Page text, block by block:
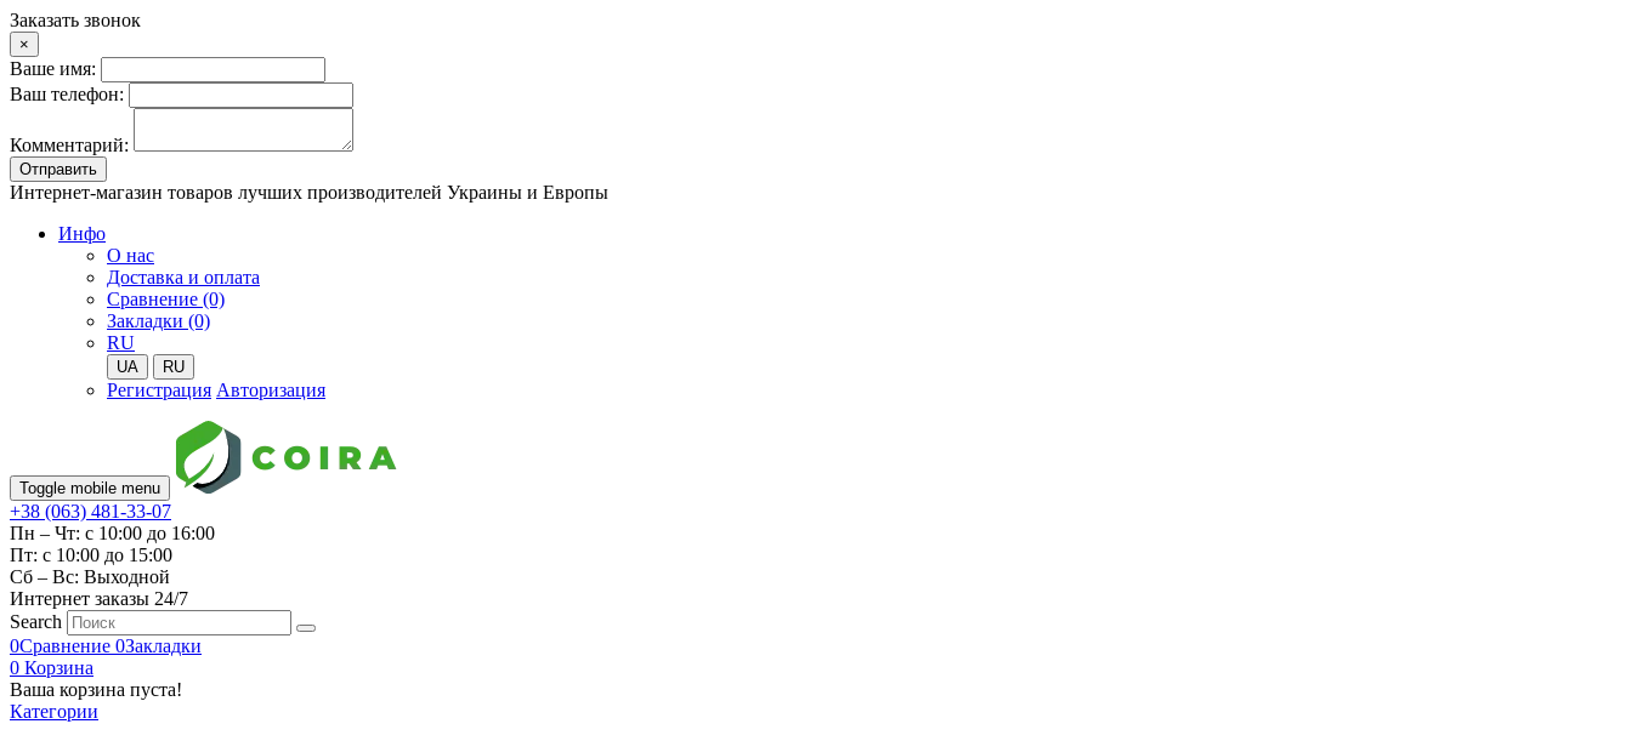
Заказать звонок
×
Ваше имя:
Ваш телефон:
Комментарий:
Отправить
Интернет-магазин товаров лучших производителей Украины и Европы
Инфо
О нас
Доставка и оплата
Сравнение (0)
Закладки (0)
RU
UA RU
Регистрация Авторизация
Toggle mobile menu
+38 (063) 481-33-07
Пн – Чт: с 10:00 до 16:00
Пт: с 10:00 до 15:00
Сб – Вс: Выходной
Интернет заказы 24/7
Search
0Сравнение 0Закладки
0 Корзина
Ваша корзина пуста!
Категории